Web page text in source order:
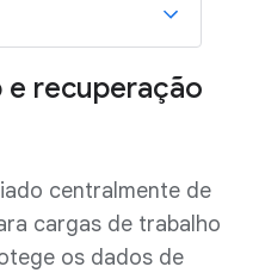
e recuperação
centralmente de
cargas de trabalho
os dados de